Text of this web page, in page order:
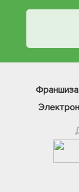
Франшиза